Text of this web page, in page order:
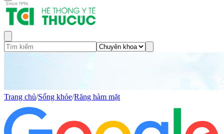
Trang chủ/Sống khỏe/Răng hàm mặt